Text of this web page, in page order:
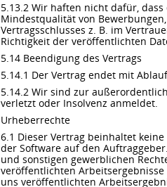
5.13.2 Wir haften nicht dafür,
Mindestqualität von
Vertragsschlusses z. B. im
Richtigkeit der veröffentlichten
5.14 Beendigung des Vertrags
5.14.1 Der Vertrag endet mit
5.14.2 Wir sind zur
verletzt oder Insolvenz anmeldet.
Urheberrechte
6.1 Dieser Vertrag beinhaltet
der Software auf den
und sonstigen gewerblichen
veröffentlichten
uns veröffentlichten